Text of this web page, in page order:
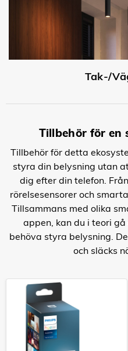
Tak-/
Tillbehör för en
Tillbehör för detta
styra din belysning utan
dig efter din telefon.
rörelsesensorer och
Tillsammans med olika
appen, kan du i teori
behöva styra belysning.
och släcks